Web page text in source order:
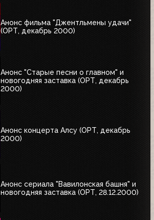
Анонс фильма "Джентльмены удачи"
(ОРТ, декабрь 2000)
Анонс "Старые песни о главном" и
новогодняя заставка (ОРТ, декабрь
2000)
Анонс концерта Алсу (ОРТ, декабрь
2000)
Анонс сериала "Вавилонская башня" и
новогодняя заставка (ОРТ, 28.12.2000)